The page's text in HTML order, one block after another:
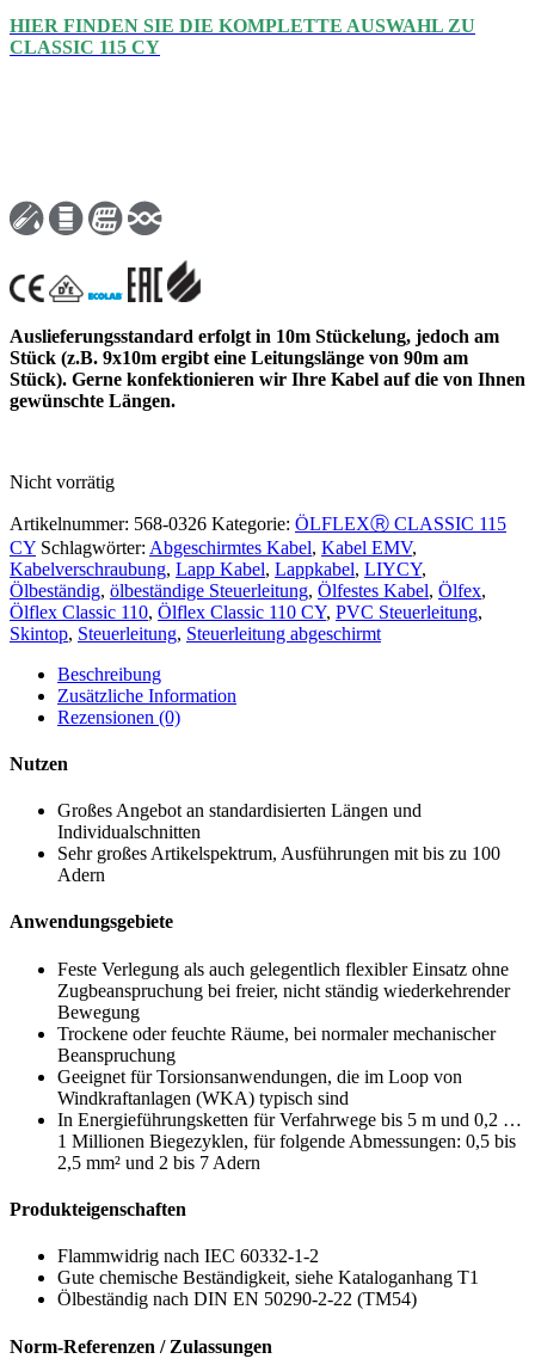
HIER FINDEN SIE DIE KOMPLETTE AUSWAHL ZU
CLASSIC 115 CY
Auslieferungsstandard erfolgt in 10m Stückelung, jedoch am
Stück (z.B. 9x10m ergibt eine Leitungslänge von 90m am
Stück). Gerne konfektionieren wir Ihre Kabel auf die von Ihnen
gewünschte Längen.
Nicht vorrätig
Artikelnummer: 568-0326 Kategorie: ÖLFLEXⓇ CLASSIC 115
CY Schlagwörter: Abgeschirmtes Kabel, Kabel EMV,
Kabelverschraubung, Lapp Kabel, Lappkabel, LIYCY,
Ölbeständig, ölbeständige Steuerleitung, Ölfestes Kabel, Ölfex,
Ölflex Classic 110, Ölflex Classic 110 CY, PVC Steuerleitung,
Skintop, Steuerleitung, Steuerleitung abgeschirmt
Beschreibung
Zusätzliche Information
Rezensionen (0)
Nutzen
Großes Angebot an standardisierten Längen und
Individualschnitten
Sehr großes Artikelspektrum, Ausführungen mit bis zu 100
Adern
Anwendungsgebiete
Feste Verlegung als auch gelegentlich flexibler Einsatz ohne
Zugbeanspruchung bei freier, nicht ständig wiederkehrender
Bewegung
Trockene oder feuchte Räume, bei normaler mechanischer
Beanspruchung
Geeignet für Torsionsanwendungen, die im Loop von
Windkraftanlagen (WKA) typisch sind
In Energieführungsketten für Verfahrwege bis 5 m und 0,2 …
1 Millionen Biegezyklen, für folgende Abmessungen: 0,5 bis
2,5 mm² und 2 bis 7 Adern
Produkteigenschaften
Flammwidrig nach IEC 60332-1-2
Gute chemische Beständigkeit, siehe Kataloganhang T1
Ölbeständig nach DIN EN 50290-2-22 (TM54)
Norm-Referenzen / Zulassungen